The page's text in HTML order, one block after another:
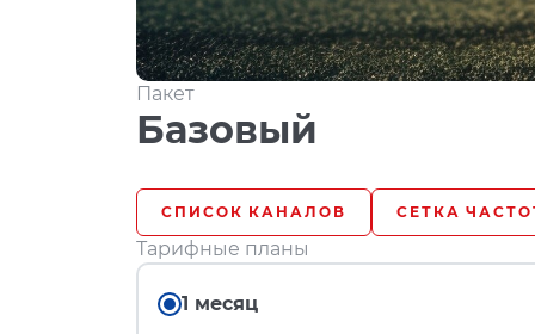
Пакет
Базовый
СПИСОК КАНАЛОВ СЕТКА
Тарифные планы
1 месяц